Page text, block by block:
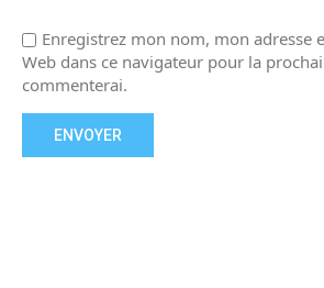
Enregistrez mon nom, mon adresse
Web dans ce navigateur pour la
commenterai.